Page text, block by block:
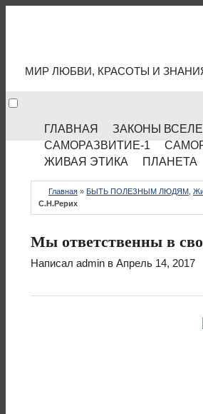
МИР ЛЮБВИ, КРАСОТЫ И
ГЛАВНАЯ ЗАКОНЫ
САМОРАЗВИТИЕ-1
ЖИВАЯ ЭТИКА
ПЛАНЕТА
Главная » БЫТЬ ПОЛЕЗНЫМ ЛЮДЯМ
С.Н.Рерих
Мы ответственны в
Написал admin в Апрель 14, 2017